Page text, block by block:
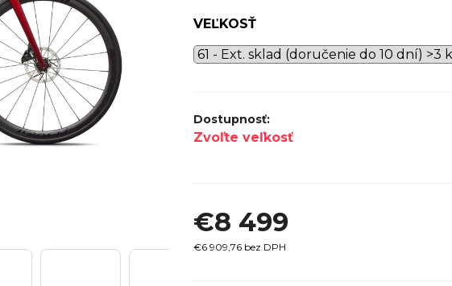
VEĽKOSŤ
Zvoľte veľkosť
€8 499
€6 909,76 bez DPH
TREK MARLIN 6 GEN 3 LAVA
2026
€979
2025